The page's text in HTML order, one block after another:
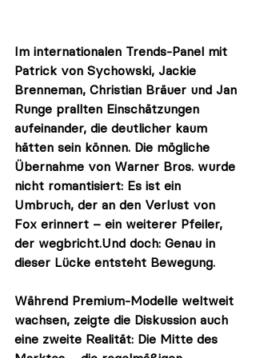
Im internationalen Trends‑Panel mit
Patrick von Sychowski, Jackie
Brenneman, Christian Bräuer und Jan
Runge prallten Einschätzungen
aufeinander, die deutlicher kaum
hätten sein können. Die mögliche
Übernahme von Warner Bros. wurde
nicht romantisiert: Es ist ein
Umbruch, der an den Verlust von
Fox erinnert – ein weiterer Pfeiler,
der wegbricht.Und doch: Genau in
dieser Lücke entsteht Bewegung.
Während Premium‑Modelle weltweit
wachsen, zeigte die Diskussion auch
eine zweite Realität: Die Mitte des